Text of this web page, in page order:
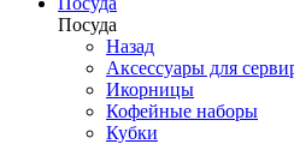
Посуда
Назад
Аксессуары для
Икорницы
Кофейные наборы
Кубки